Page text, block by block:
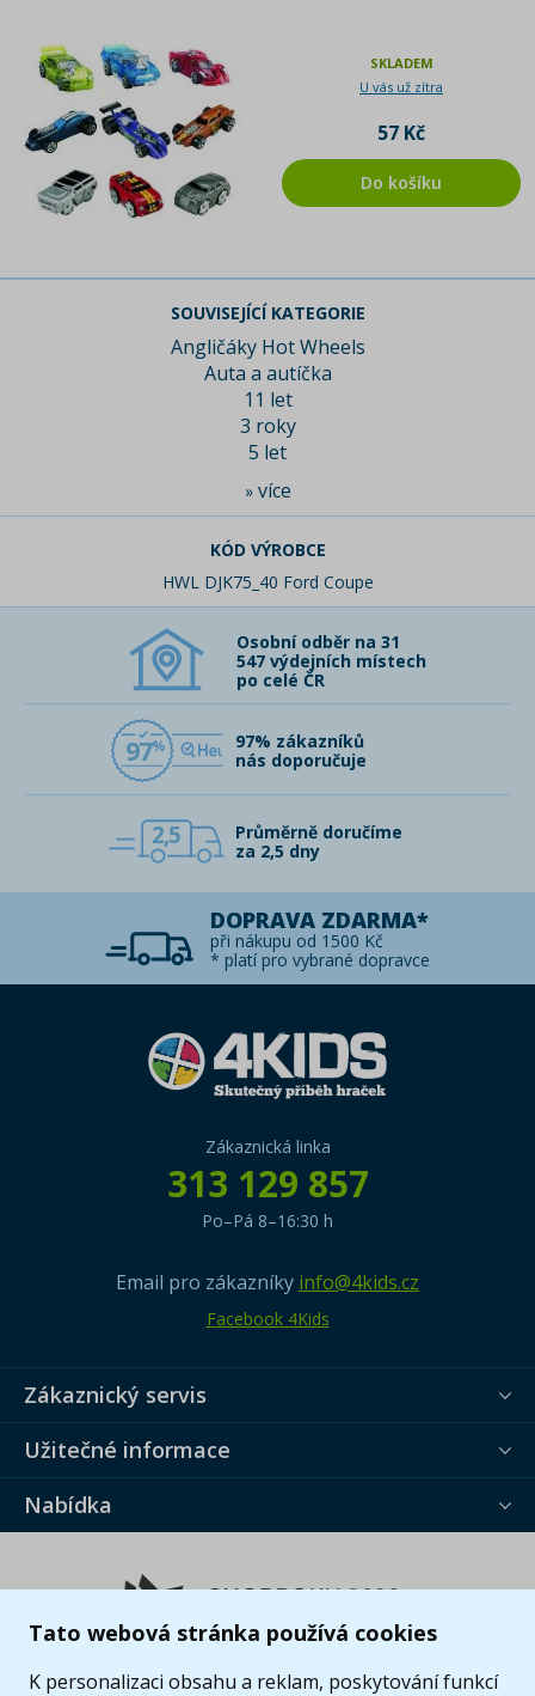
Tato webová stránka používá cookies
K personalizaci obsahu a reklam, poskytování funkcí
SKLADEM
U vás už zítra
57 Kč
Do košíku
SOUVISEJÍCÍ KATEGORIE
Angličáky Hot Wheels
Auta a autíčka
11 let
3 roky
5 let
» více
KÓD VÝROBCE
HWL DJK75_40 Ford Coupe
Osobní odběr na 31
547 výdejních místech
po celé ČR
97
97% zákazníků
nás doporučuje
2,5
Průměrně doručíme
za 2,5 dny
DOPRAVA ZDARMA*
při nákupu od 1500 Kč
* platí pro vybrané dopravce
Zákaznická linka
313 129 857
Po–Pá 8–16:30 h
Email pro zákazníky info@4kids.cz
Facebook 4Kids
Zákaznický servis
Užitečné informace
Nabídka